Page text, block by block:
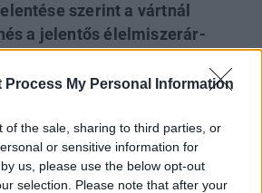
Process My Personal Information
of the sale, sharing to third parties, or
or sensitive information for
us, please use the below opt-out
selection. Please note that after your
szerint a vártnál
a jelentős élelmiszerár-
felmérésének
jelentősen nőtt a
értéke 19.57 pontról 5.08